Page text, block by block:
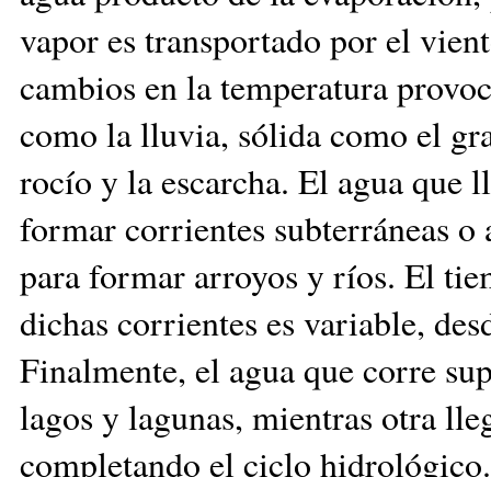
vapor es transportado por el
cambios en la temperatura
como la lluvia, sólida como el
rocío y la escarcha. El agua que
formar corrientes subterráneas
para formar arroyos y ríos. El
dichas corrientes es variable,
Finalmente, el agua que corre
lagos y lagunas, mientras otra
completando el ciclo